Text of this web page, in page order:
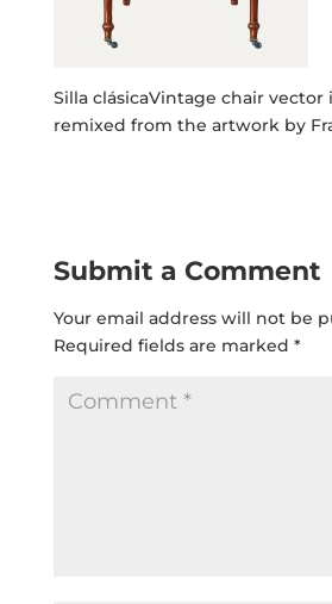
Silla clásicaVintage chair vector
remixed from the artwork by
Submit a Comment
Your email address will not be
Required fields are marked *